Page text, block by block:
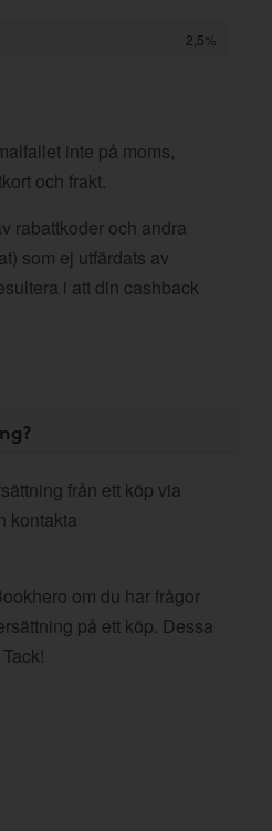
2,5%
inte på moms,
och frakt.
rabattkoder och andra
som ej utfärdats av
i att din cashback
från ett köp via
kontakta
om du har frågor
på ett köp. Dessa